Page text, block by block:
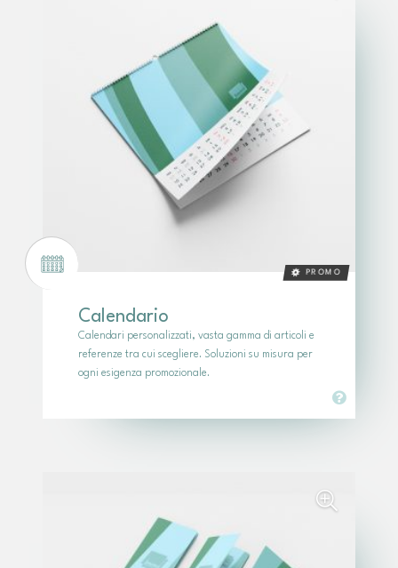
PROMO
Calendario
Calendari personalizzati, vasta gamma di articoli e
referenze tra cui scegliere. Soluzioni su misura per
ogni esigenza promozionale.